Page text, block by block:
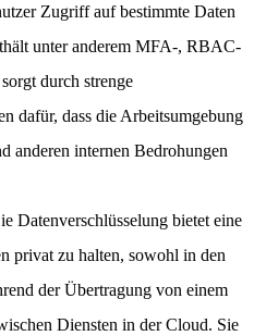
Zugriff auf bestimmte Daten
unter anderem MFA-, RBAC-
durch strenge
dafür, dass die Arbeitsumgebung
anderen internen Bedrohungen
Datenverschlüsselung bietet eine
privat zu halten, sowohl in den
der Übertragung von einem
Diensten in der Cloud. Sie